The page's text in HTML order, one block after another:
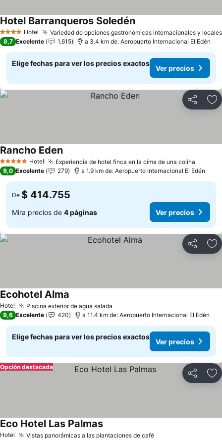
4 EstrellasHotel Variedad de opciones gastronómicas internacionales y locales
Hotel Barranqueros Soledén
8,7 Excelente 1.615 a 3.4 km de: Aeropuerto Internacional El Edén
Elige fechas para ver los precios exactos
Ver precios
Compartir
5 Estrellas Hotel Experiencia de hotel finca en la cima de una colina
Rancho Eden
9,0 Excelente 279 a 1.9 km de: Aeropuerto Internacional El Edén
De $ 414.755
Mira precios de 4 páginas Ver precios
Compartir
Hotel Piscina exterior de agua salada
Ecohotel Alma
9,6 Excelente 420 a 11.4 km de: Aeropuerto Internacional El Edén
Elige fechas para ver los precios exactos
Ver precios
Compartir
Opción destacada
Hotel Vistas panorámicas a las plantaciones de café
Eco Hotel Las Palmas